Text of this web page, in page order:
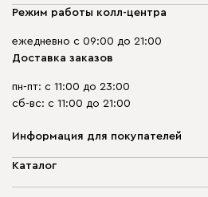
Режим работы колл-центра
ежедневно с 09:00 до 21:00
Доставка заказов
пн-пт: с 11:00 до 23:00
сб-вс: с 11:00 до 21:00
Информация для покупателей
О компании
Каталог